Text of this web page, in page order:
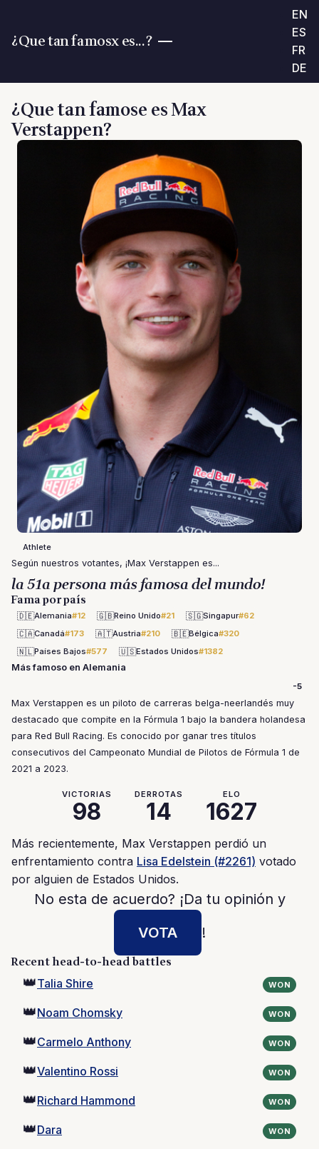
¿Que tan famosx es...?
EN
ES
FR
DE
¿Que tan famose es Max
Verstappen?
Athlete
Según nuestros votantes, ¡Max Verstappen es...
la 51a persona más famosa del mundo!
Fama por país
🇩🇪Alemania#12 🇬🇧Reino Unido#21 🇸🇬Singapur#62
🇨🇦Canadá#173 🇦🇹Austria#210 🇧🇪Bélgica#320
🇳🇱Países Bajos#577 🇺🇸Estados Unidos#1382
Más famoso en Alemania
-5
Max Verstappen es un piloto de carreras belga-neerlandés muy
destacado que compite en la Fórmula 1 bajo la bandera holandesa
para Red Bull Racing. Es conocido por ganar tres títulos
consecutivos del Campeonato Mundial de Pilotos de Fórmula 1 de
2021 a 2023.
VICTORIAS
98
DERROTAS
14
ELO
1627
Más recientemente, Max Verstappen perdió un
enfrentamiento contra Lisa Edelstein (#2261) votado
por alguien de Estados Unidos.
No esta de acuerdo? ¡Da tu opinión y
VOTA
!
Recent head-to-head battles
👑Talia Shire WON
👑Noam Chomsky WON
👑Carmelo Anthony WON
👑Valentino Rossi WON
👑Richard Hammond WON
👑Dara WON